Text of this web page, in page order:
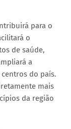
para o
o
de saúde,
a
do país.
mais
da região